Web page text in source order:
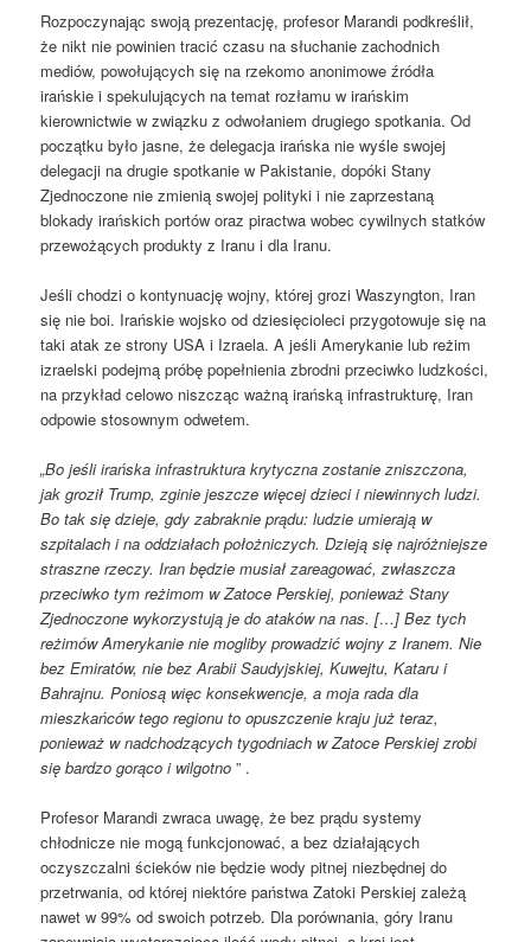
Rozpoczynając swoją prezentację, profesor Marandi podkreślił,
że nikt nie powinien tracić czasu na słuchanie zachodnich
mediów, powołujących się na rzekomo anonimowe źródła
irańskie i spekulujących na temat rozłamu w irańskim
kierownictwie w związku z odwołaniem drugiego spotkania. Od
początku było jasne, że delegacja irańska nie wyśle ​​swojej
delegacji na drugie spotkanie w Pakistanie, dopóki Stany
Zjednoczone nie zmienią swojej polityki i nie zaprzestaną
blokady irańskich portów oraz piractwa wobec cywilnych statków
przewożących produkty z Iranu i dla Iranu.
Jeśli chodzi o kontynuację wojny, której grozi Waszyngton, Iran
się nie boi. Irańskie wojsko od dziesięcioleci przygotowuje się na
taki atak ze strony USA i Izraela. A jeśli Amerykanie lub reżim
izraelski podejmą próbę popełnienia zbrodni przeciwko ludzkości,
na przykład celowo niszcząc ważną irańską infrastrukturę, Iran
odpowie stosownym odwetem.
„Bo jeśli irańska infrastruktura krytyczna zostanie zniszczona,
jak groził Trump, zginie jeszcze więcej dzieci i niewinnych ludzi.
Bo tak się dzieje, gdy zabraknie prądu: ludzie umierają w
szpitalach i na oddziałach położniczych. Dzieją się najróżniejsze
straszne rzeczy. Iran będzie musiał zareagować, zwłaszcza
przeciwko tym reżimom w Zatoce Perskiej, ponieważ Stany
Zjednoczone wykorzystują je do ataków na nas. […] Bez tych
reżimów Amerykanie nie mogliby prowadzić wojny z Iranem. Nie
bez Emiratów, nie bez Arabii Saudyjskiej, Kuwejtu, Kataru i
Bahrajnu. Poniosą więc konsekwencje, a moja rada dla
mieszkańców tego regionu to opuszczenie kraju już teraz,
ponieważ w nadchodzących tygodniach w Zatoce Perskiej zrobi
się bardzo gorąco i wilgotno ” .
Profesor Marandi zwraca uwagę, że bez prądu systemy
chłodnicze nie mogą funkcjonować, a bez działających
oczyszczalni ścieków nie będzie wody pitnej niezbędnej do
przetrwania, od której niektóre państwa Zatoki Perskiej zależą
nawet w 99% od swoich potrzeb. Dla porównania, góry Iranu